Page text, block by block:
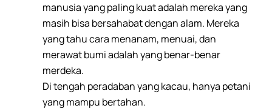
manusia yang paling kuat adalah mereka yang
masih bisa bersahabat dengan alam. Mereka
yang tahu cara menanam, menuai, dan
merawat bumi adalah yang benar-benar
merdeka.
Di tengah peradaban yang kacau, hanya petani
yang mampu bertahan.